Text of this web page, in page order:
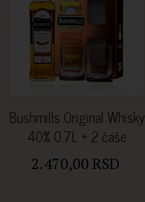
Bushmills Original Whisky
40% 0.7L + 2 čaše
2.470,00 RSD